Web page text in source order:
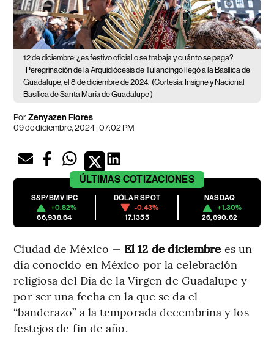
12 de diciembre: ¿es festivo oficial o se trabaja y cuánto se paga?
Peregrinación de la Arquidiócesis de Tulancingo llegó a la Basílica de
Guadalupe, el 8 de diciembre de 2024. (Cortesía: Insigne y Nacional
Basílica de Santa María de Guadalupe )
PorZenyazen Flores
09 de diciembre, 2024 | 07:02 PM
ÚLTIMAS COTIZACIONES
S&P/BMV IPC
+0.82%
66,938.64
DÓLAR SPOT
-0.43%
17.1355
NASDAQ
+1.30%
26,690.62
Ciudad de México — El 12 de diciembre es un
día conocido en México por la celebración
religiosa del Día de la Virgen de Guadalupe y
por ser una fecha en la que se da el
“banderazo” a la temporada decembrina y los
festejos de fin de año.